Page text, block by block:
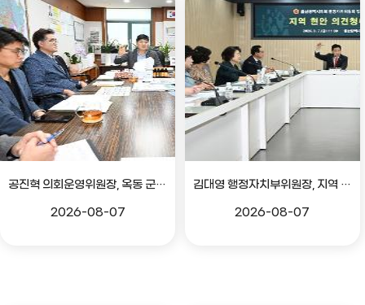
공진혁 의회운영위원장, 옥동 군부대 이전지 양동마을 주민지원사업 점검
2026-08-07
김대영 행정자치부위원장, 지역 현안 의견 청취 간담회
2026-08-07